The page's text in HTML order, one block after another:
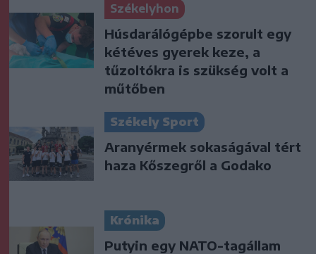
Székelyhon
Húsdarálógépbe szorult egy
kétéves gyerek keze, a
tűzoltókra is szükség volt a
műtőben
Székely Sport
Aranyérmek sokaságával tért
haza Kőszegről a Godako
Krónika
Putyin egy NATO-tagállam